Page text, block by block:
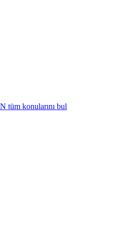
tüm konularını bul